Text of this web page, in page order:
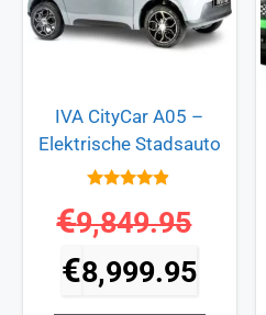
IVA CityCar A05 –
Elektrische Stadsauto
van 5
€9,849.95
€8,999.95